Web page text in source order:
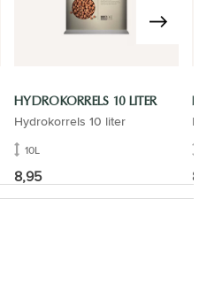
HYDROKORRELS 10 LITER
Hydrokorrels 10 liter
10L
8,95